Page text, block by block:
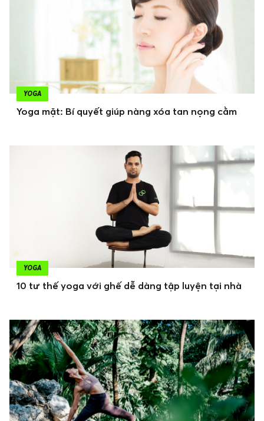
YOGA
Yoga mặt: Bí quyết giúp nàng xóa tan nọng cằm
YOGA
10 tư thế yoga với ghế dễ dàng tập luyện tại nhà